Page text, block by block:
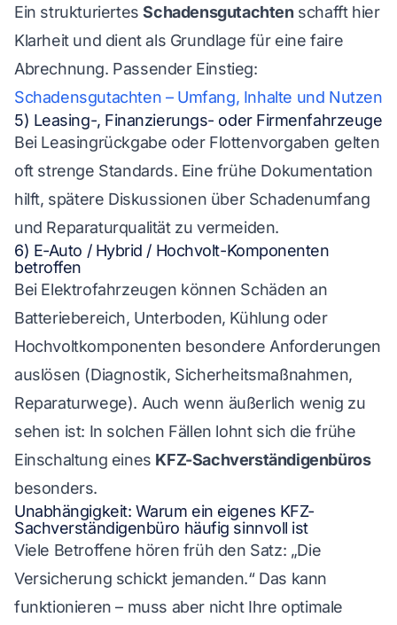
Ein strukturiertesSchadensgutachten schafft hier
Klarheit und dient als Grundlage für eine faire
Abrechnung. Passender Einstieg:
Schadensgutachten – Umfang, Inhalte und Nutzen
5) Leasing-, Finanzierungs- oder Firmenfahrzeuge
Bei Leasingrückgabe oder Flottenvorgaben gelten
oft strenge Standards. Eine frühe Dokumentation
hilft, spätere Diskussionen über Schadenumfang
und Reparaturqualität zu vermeiden.
6) E-Auto / Hybrid / Hochvolt-Komponenten
betroffen
Bei Elektrofahrzeugen können Schäden an
Batteriebereich, Unterboden, Kühlung oder
Hochvoltkomponenten besondere Anforderungen
auslösen (Diagnostik, Sicherheitsmaßnahmen,
Reparaturwege). Auch wenn äußerlich wenig zu
sehen ist: In solchen Fällen lohnt sich die frühe
Einschaltung eines KFZ-Sachverständigenbüros
besonders.
Unabhängigkeit: Warum ein eigenes KFZ-
Sachverständigenbüro häufig sinnvoll ist
Viele Betroffene hören früh den Satz: „Die
Versicherung schickt jemanden.“ Das kann
funktionieren – muss aber nicht Ihre optimale